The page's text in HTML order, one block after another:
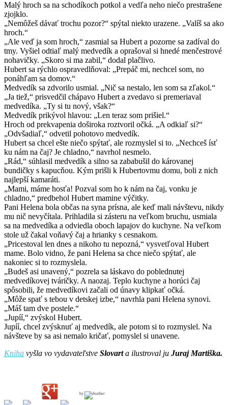
Malý hroch sa na schodíkoch potkol a vedľa neho niečo prestrašene
zjojklo.
„Nemôžeš dávať trochu pozor?“ spýtal niekto urazene. „Valíš sa ako
hroch.“
„Ale veď ja som hroch,“ zasmial sa Hubert a pozorne sa zadíval do
tmy. Vyšiel odtiaľ malý medvedík a oprašoval si hnedé menčestrové
nohavičky. „Skoro si ma zabil,“ dodal plačlivo.
Hubert sa rýchlo ospravedlňoval: „Prepáč mi, nechcel som, no
ponáhľam sa domov.“
Medvedík sa zdvorilo usmial. „Nič sa nestalo, len som sa zľakol.“
„Ja tiež,“ prisvedčil chápavo Hubert a zvedavo si premeriaval
medvedíka. „Ty si tu nový, však?“
Medvedík prikývol hlavou: „Len teraz som prišiel.“
Hroch od prekvapenia doširoka roztvoril očká. „A odkiaľ si?“
„Odvšadiaľ,“ odvetil pohotovo medvedík.
Hubert sa chcel ešte niečo spýtať, ale rozmyslel si to. „Nechceš ísť
ku nám na čaj? Je chladno,“ navrhol nesmelo.
„Rád,“ súhlasil medvedík a silno sa zababušil do károvanej
bundičky s kapucňou. Kým prišli k Hubertovmu domu, boli z nich
najlepší kamaráti.
„Mami, máme hosťa! Pozval som ho k nám na čaj, vonku je
chladno,“ predbehol Hubert mamine výčitky.
Pani Helena bola občas na syna prísna, ale keď mali návštevu, nikdy
mu nič nevyčítala. Prihladila si zásteru na veľkom bruchu, usmiala
sa na medvedíka a odviedla oboch lapajov do kuchyne. Na veľkom
stole už čakal voňavý čaj a hrianky s cesnakom.
„Pricestoval len dnes a nikoho tu nepozná,“ vysvetľoval Hubert
mame. Bolo vidno, že pani Helena sa chce niečo spýtať, ale
nakoniec si to rozmyslela.
„Budeš asi unavený,“ pozrela sa láskavo do poblednutej
medvedíkovej tváričky. A naozaj. Teplo kuchyne a horúci čaj
spôsobili, že medvedíkovi začali od únavy klipkať očká.
„Môže spať s tebou v detskej izbe,“ navrhla pani Helena synovi.
„Máš tam dve postele.“
„Jupíí,“ zvýskol Hubert.
Jupíí, chcel zvýsknuť aj medvedík, ale potom si to rozmyslel. Na
návšteve by sa asi nemalo kričať, pomyslel si unavene.
Kniha vyšla vo vydavateľstve Slovarta ilustroval ju Juraj Martiška.
by